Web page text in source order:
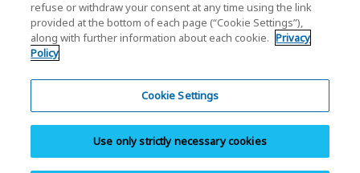
Termini e condizioni
Marchi registrati
Sistema di segnalazione
refuse or withdraw your consent at any time using the link
provided at the bottom of each page (“Cookie Settings”),
along with further information about each cookie. Privacy
Policy
Cookie Settings
Use only strictly necessary cookies